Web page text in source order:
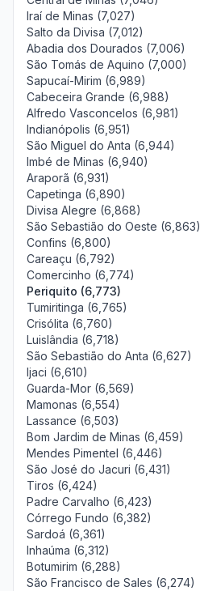
Iraí de Minas (7,027)
Salto da Divisa (7,012)
Abadia dos Dourados (7,006)
São Tomás de Aquino (7,000)
Sapucaí-Mirim (6,989)
Cabeceira Grande (6,988)
Alfredo Vasconcelos (6,981)
Indianópolis (6,951)
São Miguel do Anta (6,944)
Imbé de Minas (6,940)
Araporã (6,931)
Capetinga (6,890)
Divisa Alegre (6,868)
São Sebastião do Oeste (6,863)
Confins (6,800)
Careaçu (6,792)
Comercinho (6,774)
Periquito (6,773)
Tumiritinga (6,765)
Crisólita (6,760)
Luislândia (6,718)
São Sebastião do Anta (6,627)
Ijaci (6,610)
Guarda-Mor (6,569)
Mamonas (6,554)
Lassance (6,503)
Bom Jardim de Minas (6,459)
Mendes Pimentel (6,446)
São José do Jacuri (6,431)
Tiros (6,424)
Padre Carvalho (6,423)
Córrego Fundo (6,382)
Sardoá (6,361)
Inhaúma (6,312)
Botumirim (6,288)
São Francisco de Sales (6,274)